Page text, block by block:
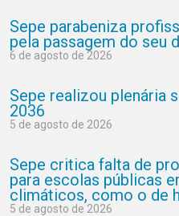
Sepe parabeniza
pela passagem do seu
6 de agosto de 2026
Sepe realizou plenária
2036
5 de agosto de 2026
Sepe critica falta de
para escolas públicas
climáticos, como o de
5 de agosto de 2026